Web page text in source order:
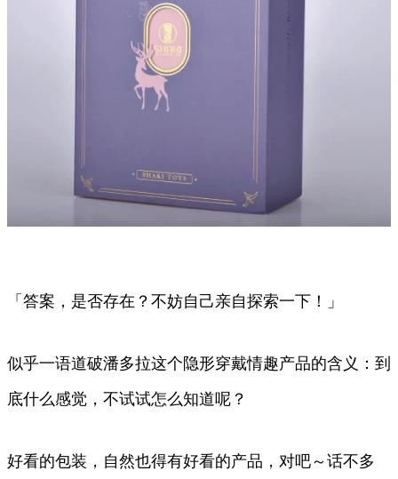
「答案，是否存在？不妨自己亲自探索一下！」
似乎一语道破潘多拉这个隐形穿戴情趣产品的含义：到
底什么感觉，不试试怎么知道呢？
好看的包装，自然也得有好看的产品，对吧～话不多